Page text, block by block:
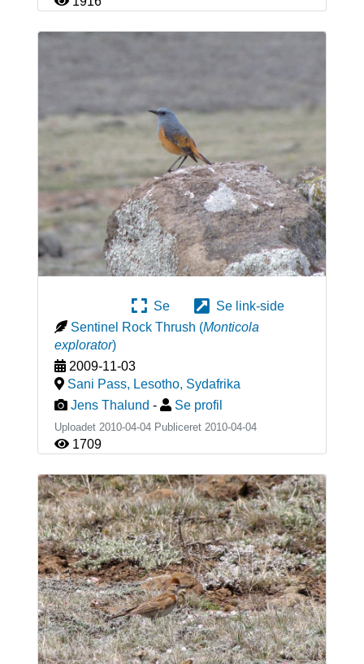
Se
Se link-side
Sentinel Rock Thrush (Monticola
explorator)
2009-11-03
Sani Pass, Lesotho, Sydafrika
Jens Thalund - Se profil
Uploadet 2010-04-04 Publiceret 2010-04-04
1709